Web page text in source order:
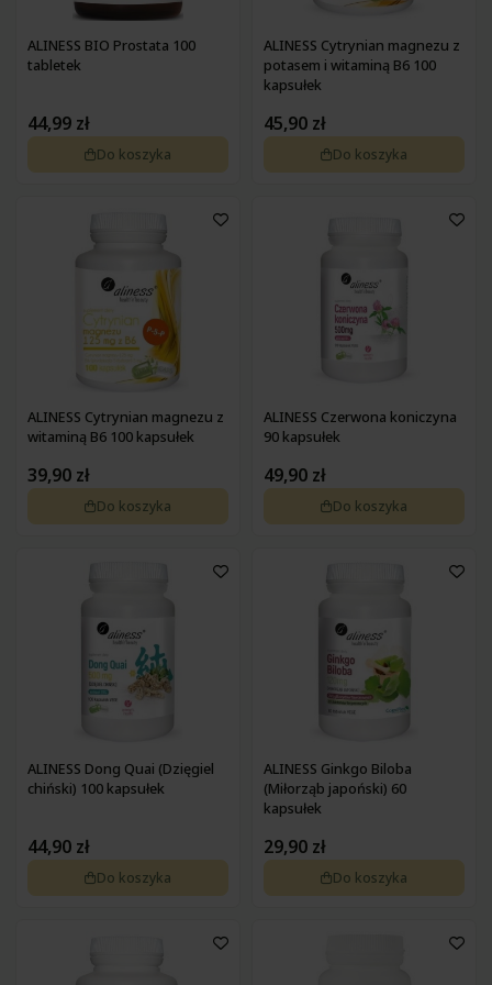
Pokrzywa
Podagrycznik
Probiotyki, prebiotyki
Resweratrol
Różeniec górski
Tulsi
Waleriana
Wierzbownica
Wiesiołek
Witaminy i minerały
Żurawina
Zdrowa żywność na wątrobę
Zdrowa żywność na wrzody
Zdrowa żywność na wzmocnienie
Zdrowa żywność na żołądek
ALINESS BIO Prostata 100
tabletek
44,99 zł
Do koszyka
ALINESS Cytrynian magnezu z
potasem i witaminą B6 100
kapsułek
45,90 zł
Do koszyka
ALINESS Cytrynian magnezu z
witaminą B6 100 kapsułek
39,90 zł
Do koszyka
ALINESS Czerwona koniczyna
90 kapsułek
49,90 zł
Do koszyka
ALINESS Dong Quai (Dzięgiel
chiński) 100 kapsułek
44,90 zł
Do koszyka
ALINESS Ginkgo Biloba
(Miłorząb japoński) 60
kapsułek
29,90 zł
Do koszyka